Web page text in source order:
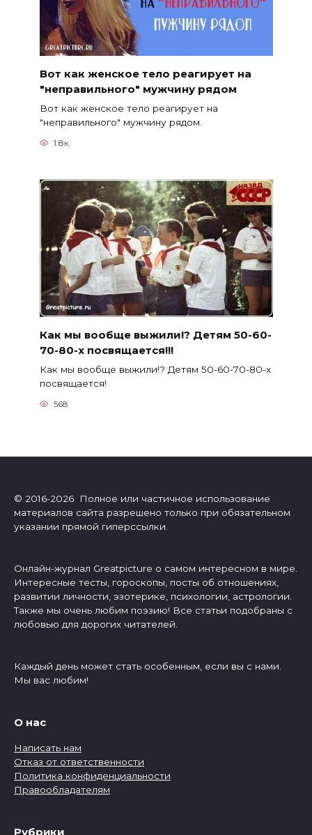
Вот как женское тело реагирует на
″неправильного″ мужчину рядом
Вот как женское тело реагирует на
″неправильного″ мужчину рядом.
1.8к.
Как мы вообще выжили!? Детям 50-60-
70-80-х посвящается!!!
Как мы вообще выжили!? Детям 50-60-70-80-х
посвящается!
568
© 2016-2026 Полное или частичное использование
материалов сайта разрешено только при обязательном
указании прямой гиперссылки.
Онлайн-журнал Greatpicture о самом интересном в мире.
Интересные тесты, гороскопы, посты об отношениях,
развитии личности, эзотерике, психологии, астрологии.
Также мы очень любим поэзию! Все статьи подобраны с
любовью для дорогих читателей.
Каждый день может стать особенным, если вы с нами.
Мы вас любим!
О нас
Написать нам
Отказ от ответственности
Политика конфиденциальности
Правообладателям
Рубрики